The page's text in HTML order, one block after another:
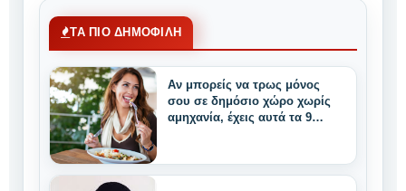
ΤΑ ΠΙΟ ΔΗΜΟΦΙΛΗ
Αν μπορείς να τρως μόνος
σου σε δημόσιο χώρο χωρίς
αμηχανία, έχεις αυτά τα 9